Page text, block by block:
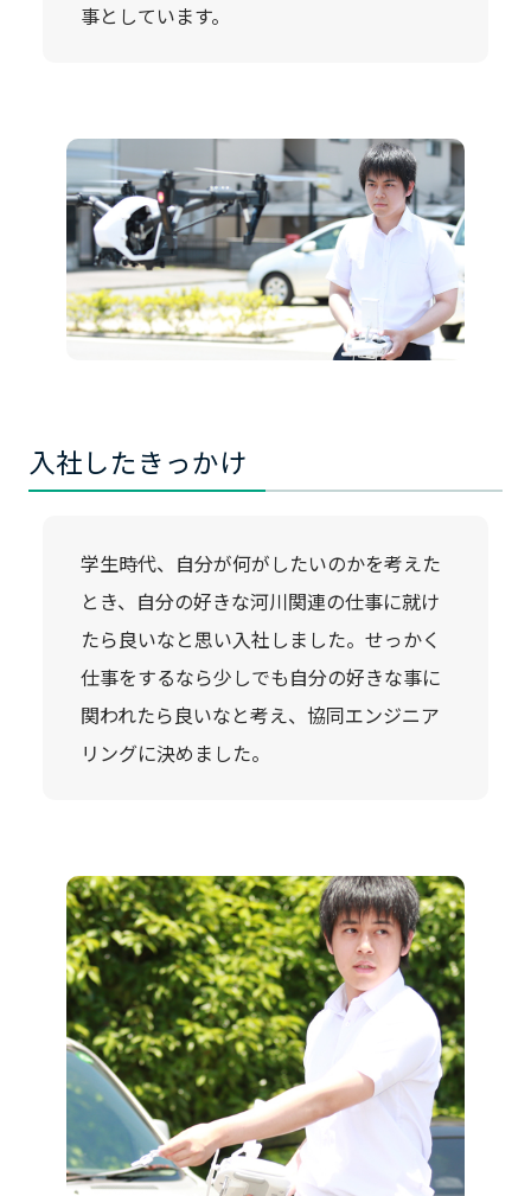
事としています。
入社したきっかけ
学生時代、自分が何がしたいのかを考えた
とき、自分の好きな河川関連の仕事に就け
たら良いなと思い入社しました。せっかく
仕事をするなら少しでも自分の好きな事に
関われたら良いなと考え、協同エンジニア
リングに決めました。